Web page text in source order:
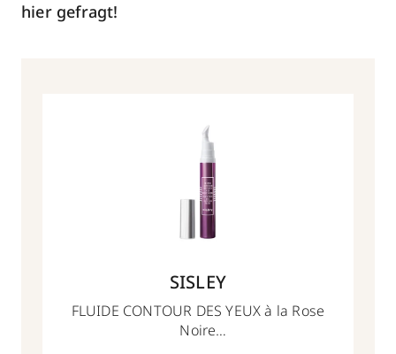
hier gefragt!
SISLEY
FLUIDE CONTOUR DES YEUX à la Rose
Noire